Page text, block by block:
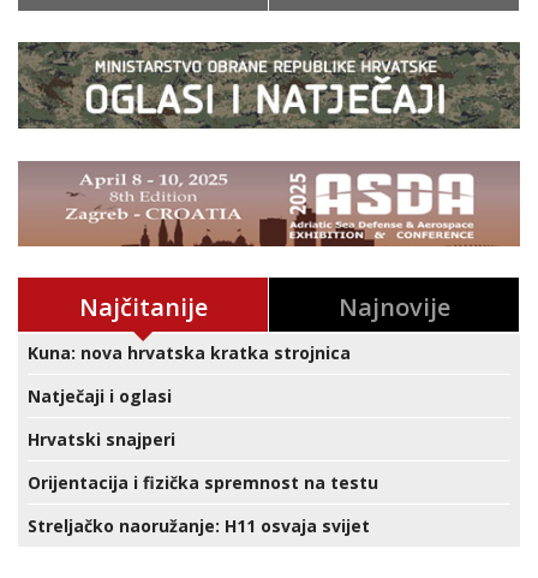
Najčitanije Najnovije
Kuna: nova hrvatska kratka strojnica
Natječaji i oglasi
Hrvatski snajperi
Orijentacija i fizička spremnost na testu
Streljačko naoružanje: H11 osvaja svijet